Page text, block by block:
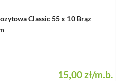
Classic 55 x 10 Brąz
15,00 zł/m.b.